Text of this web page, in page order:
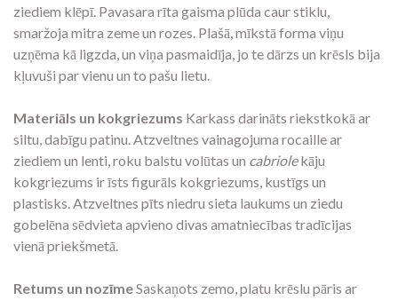
ziediem klēpī. Pavasara rīta gaisma plūda caur stiklu,
smaržoja mitra zeme un rozes. Plašā, mīkstā forma viņu
uzņēma kā ligzda, un viņa pasmaidīja, jo te dārzs un krēsls bija
kļuvuši par vienu un to pašu lietu.
Materiāls un kokgriezums Karkass darināts riekstkokā ar
siltu, dabīgu patinu. Atzveltnes vainagojuma rocaille ar
ziediem un lenti, roku balstu volūtas un cabriolekāju
kokgriezums ir īsts figurāls kokgriezums, kustīgs un
plastisks. Atzveltnes pīts niedru sieta laukums un ziedu
gobelēna sēdvieta apvieno divas amatniecības tradīcijas
vienā priekšmetā.
Retums un nozīmeSaskaņots zemo, platu krēslu pāris ar